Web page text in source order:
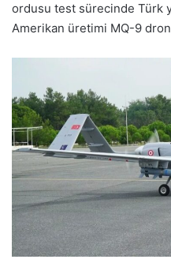
ordusu test sürecinde Türk
Amerikan üretimi MQ-9